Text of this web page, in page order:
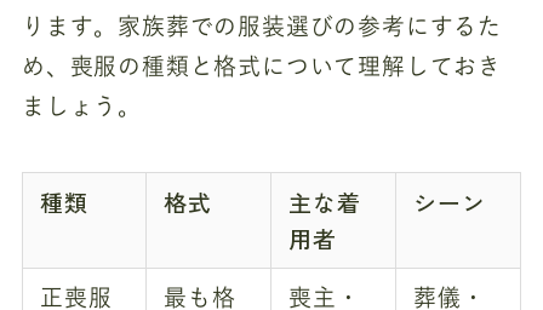
ります。家族葬での服装選びの参考にするた
め、喪服の種類と格式について理解しておき
ましょう。
種類 格式
主な着
用者
シーン
正喪服
最も格
喪主・
葬儀・